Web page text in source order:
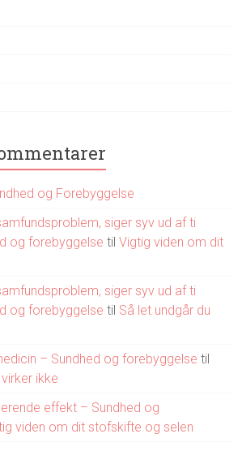
og Forebyggelse
siger syv ud af ti
og forebyggelse tilVigtig viden om dit
siger syv ud af ti
og forebyggelse til Så let undgår du
– Sundhed og forebyggelse til
ikke
effekt – Sundhed og
viden om dit stofskifte og selen